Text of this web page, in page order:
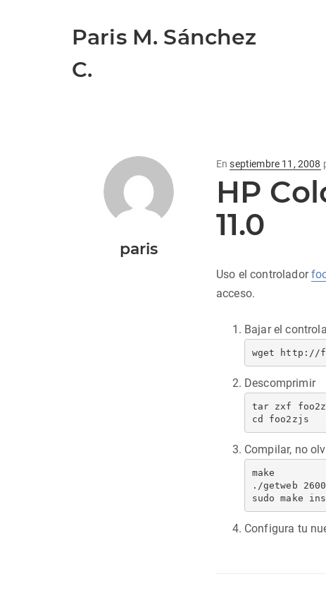
Paris M. Sánchez
C.
paris
EnPublicado
en
septiembre 11, 2008
HP
11.0
Uso el controlador
acceso.
Bajar el
wget http://
Descomprimir
tar zxf
cd foo2zjs
Compilar, no
make
./getweb
Configura tu